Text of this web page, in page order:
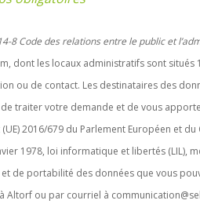
8 Code des relations entre le public et
dont les locaux administratifs sont
ou de contact. Les destinataires des
traiter votre demande et de vous
(UE) 2016/679 du Parlement Européen et
1978, loi informatique et libertés (LIL),
de portabilité des données que vous
Altorf ou par courriel à